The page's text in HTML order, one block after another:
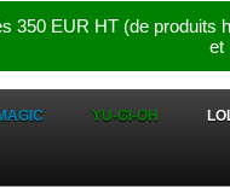
350 EUR HT (de
et
YU-GI-OH